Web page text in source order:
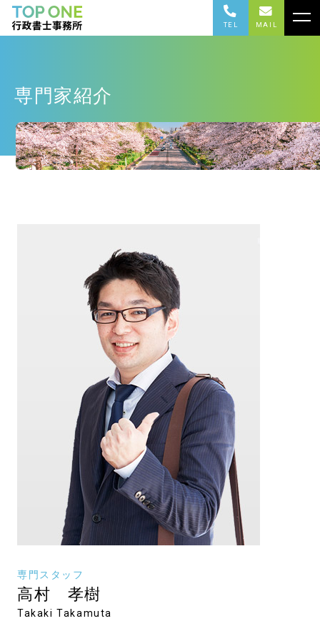
TEL MAIL
専門家紹介
専門スタッフ
高村 孝樹
Takaki Takamuta